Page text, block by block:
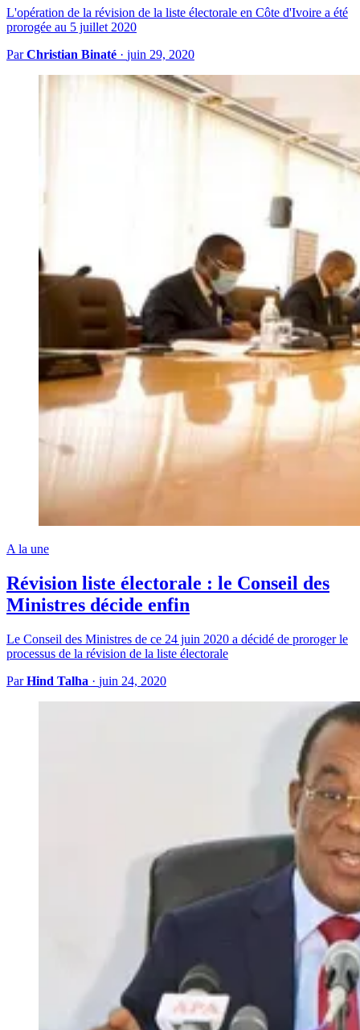
L'opération de la révision de la liste électorale en Côte d'Ivoire a été
prorogée au 5 juillet 2020
ParChristian Binaté · juin 29, 2020
A la une
Révision liste électorale : le Conseil des
Ministres décide enfin
Le Conseil des Ministres de ce 24 juin 2020 a décidé de proroger le
processus de la révision de la liste électorale
ParHind Talha · juin 24, 2020